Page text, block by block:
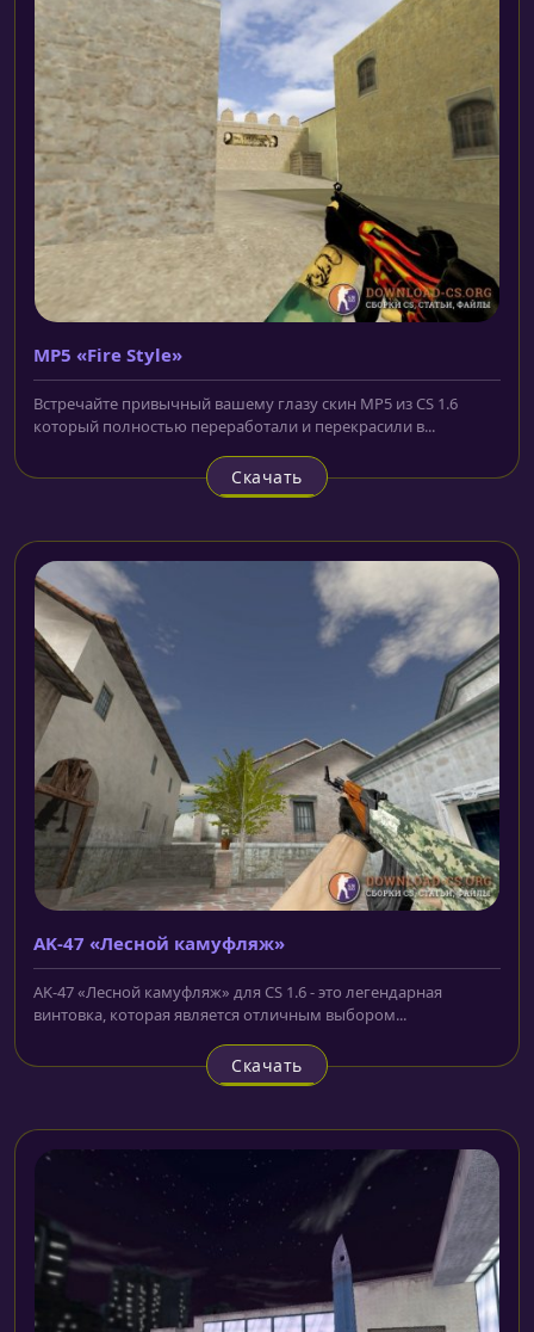
MP5 «Fire Style»
Встречайте привычный вашему глазу скин MP5 из CS 1.6
который полностью переработали и перекрасили в...
Скачать
AK-47 «Лесной камуфляж»
AK-47 «Лесной камуфляж» для CS 1.6 - это легендарная
винтовка, которая является отличным выбором...
Скачать